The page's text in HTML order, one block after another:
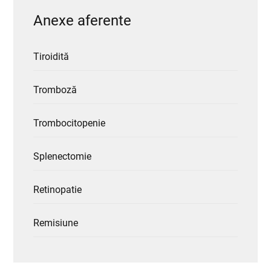
Anexe aferente
Tiroidită
Tromboză
Trombocitopenie
Splenectomie
Retinopatie
Remisiune